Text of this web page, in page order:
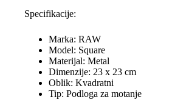
n
o
k
p
e
r
Specifikacije:
Marka: RAW
Model: Square
Materijal: Metal
Dimenzije: 23 x 23 cm
Oblik: Kvadratni
Tip: Podloga za motanje